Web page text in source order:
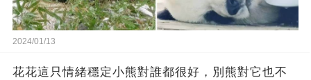
2024/01/13
花花這只情緒穩定小熊對誰都很好，別熊對它也不